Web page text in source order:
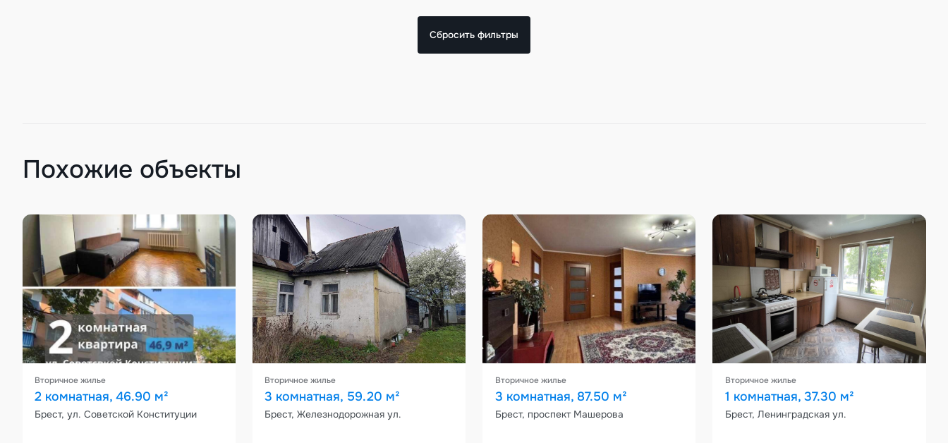
Сбросить фильтры
Похожие объекты
Вторичное жилье
2 комнатная, 46.90 м²
Брест, ул. Советской Конституции
Вторичное жилье
3 комнатная, 59.20 м²
Брест, Железнодорожная ул.
Вторичное жилье
3 комнатная, 87.50 м²
Брест, проспект Машерова
Вторичное жилье
1 комнатная, 37.30 м²
Брест, Ленинградская ул.